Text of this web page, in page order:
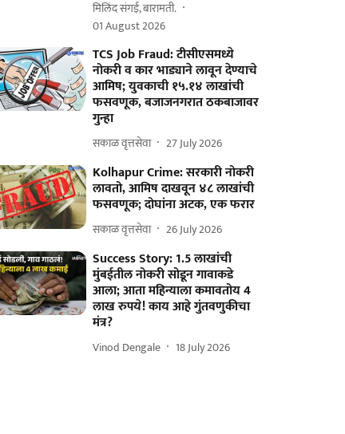
मिलिंद संगई, बारामती.
01 August 2026
TCS Job Fraud: टीसीएसमध्ये
नोकरी व कार भाड्याने लावून देण्याचे
आमिष; युवकाची १५.१४ लाखांची
फसवणूक, बजाजनगरात ठकबाजावर
गुन्हा
सकाळ वृत्तसेवा 27 July 2026
Kolhapur Crime: सरकारी नोकरी
लावतो, आमिष दाखवून ४८ लाखांची
फसवणूक; दोघांना अटक, एक फरार
सकाळ वृत्तसेवा 26 July 2026
Success Story: 1.5 लाखांची
मुंबईतील नोकरी सोडून गावाकडे
आला; आता महिन्याला कमावतोय 4
लाख रुपये! काय आहे गुंतवणुकीचा
मंत्र?
Vinod Dengale 18 July 2026